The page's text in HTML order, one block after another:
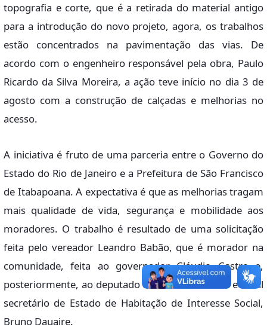
topografia e corte, que é a retirada do material antigo
para a introdução do novo projeto, agora, os trabalhos
estão concentrados na pavimentação das vias. De
acordo com o engenheiro responsável pela obra, Paulo
Ricardo da Silva Moreira, a ação teve início no dia 3 de
agosto com a construção de calçadas e melhorias no
acesso.
A iniciativa é fruto de uma parceria entre o Governo do
Estado do Rio de Janeiro e a Prefeitura de São Francisco
de Itabapoana. A expectativa é que as melhorias tragam
mais qualidade de vida, segurança e mobilidade aos
moradores. O trabalho é resultado de uma solicitação
feita pelo vereador Leandro Babão, que é morador na
comunidade, feita ao governador Cláudio Castro e,
posteriormente, ao deputado estadual licenciado e atual
secretário de Estado de Habitação de Interesse Social,
Bruno Dauaire.